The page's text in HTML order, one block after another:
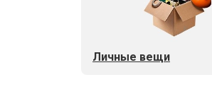
Личные вещи